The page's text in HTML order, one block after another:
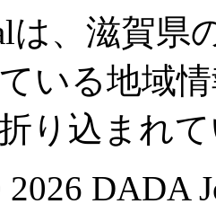
は、滋賀県
いる地域
り込まれ
DADA